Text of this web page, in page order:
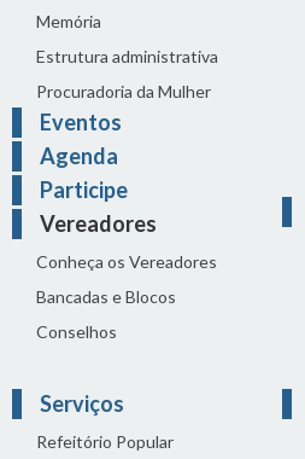
Memória
Estrutura administrativa
Procuradoria da Mulher
Eventos
Agenda
Participe
Vereadores
Conheça os Vereadores
Bancadas e Blocos
Conselhos
Serviços
Refeitório Popular